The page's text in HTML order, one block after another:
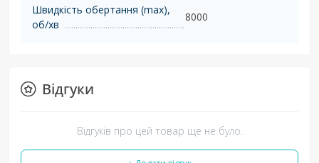
Швидкість обертання (max),
об/хв
8000
Відгуки
Відгуків про цей товар ще не було.